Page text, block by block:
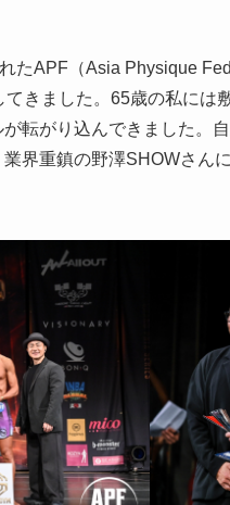
たAPF（Asia Physique
きました。65歳の私には
転がり込んできました。
界重鎮の野澤SHOWさん